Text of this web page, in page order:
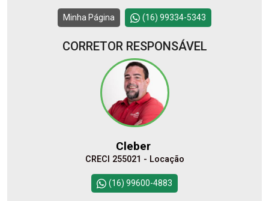
Minha Página (16) 99334-5343
CORRETOR RESPONSÁVEL
Cleber
CRECI 255021 - Locação
(16) 99600-4883